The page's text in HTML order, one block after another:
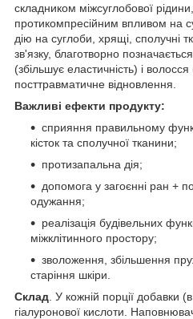
складником міжсуглобової
протикомпресійним впливом на
дію на суглоби, хрящі, сполучні
зв'язку, благотворно
(збільшує еластичність) і
посттравматичне відновлення.
Важливі ефекти продукту:
сприяння правильному
кісток та сполучної тканини;
протизапальна дія;
допомога у загоєнні ран +
одужання;
реалізація будівельних
міжклітинного простору;
зволоження, збільшення
старіння шкіри.
Склад . У кожній порції добавки
гіалуронової кислоти.